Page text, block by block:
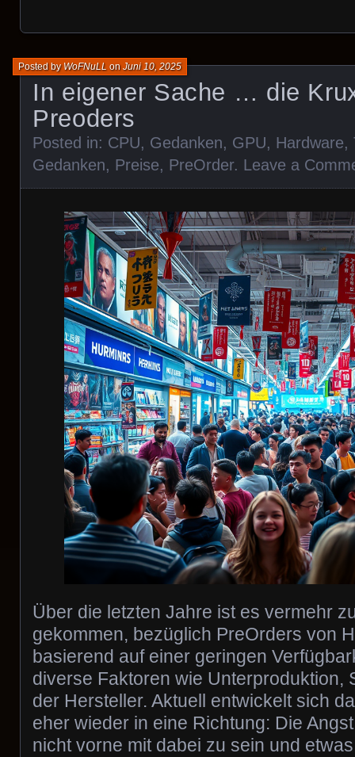
In eigener Sache … die
Preoders
Posted byWoFNuLL onJuni 10, 2025
Posted in: CPU, Gedanken, GPU, Hardware,
Gedanken, Preise, PreOrder. Leave a
Über die letzten Jahre ist es vermehr
gekommen, bezüglich PreOrders von
basierend auf einer geringen
diverse Faktoren wie Unterproduktion,
der Hersteller. Aktuell entwickelt sich
eher wieder in eine Richtung: Die
nicht vorne mit dabei zu sein und